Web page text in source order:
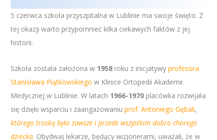
5 czerwca szkoła przyszpitalna w Lublinie ma swoje święto. Z
tej okazji warto przypomnieć kilka ciekawych faktów z jej
historii.
Szkoła została założona w 1958 roku z inicjatywyprofesora
Stanisława Piątkowskiego w Klinice Ortopedii Akademii
Medycznej w Lublinie. W latach 1966-1970 placówka rozwijała
się dzięki wsparciu i zaangażowaniuprof. Antoniego Gębali,
którego troską było zawsze i przede wszystkim dobro chorego
dziecka. Obydwaj lekarze, będący wizjonerami, uważali, że w